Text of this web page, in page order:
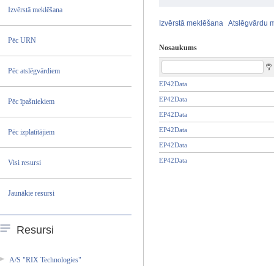
Izvērstā meklēšana
Pēc URN
Pēc atslēgvārdiem
Pēc īpašniekiem
Pēc izplatītājiem
Visi resursi
Jaunākie resursi
Resursi
A/S "RIX Technol­ogies"
Izvērstā meklēšana Atslēgvārdu
Nosaukums
EP42Data
EP42Data
EP42Data
EP42Data
EP42Data
EP42Data